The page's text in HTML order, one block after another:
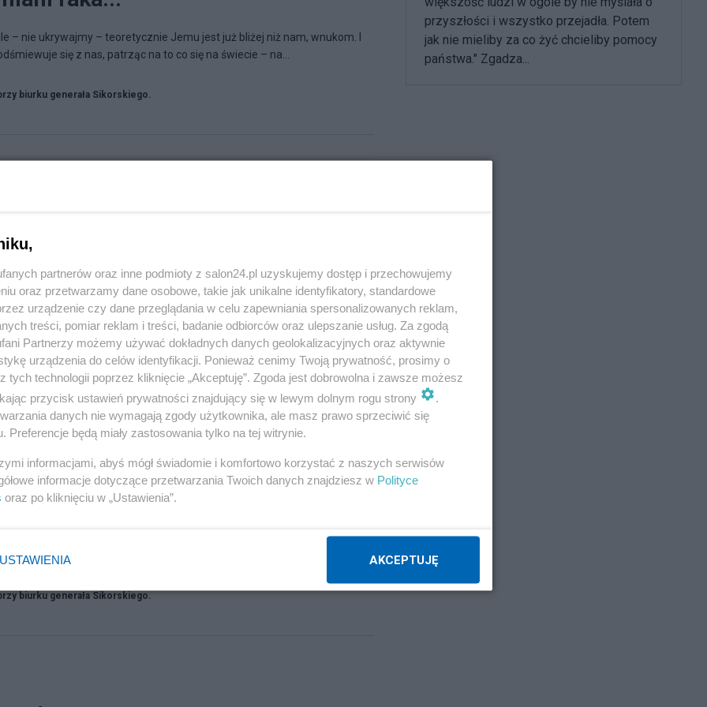
– nie ukrywajmy – teoretycznie Jemu jest już bliżej niż nam, wnukom. I
się z nas, patrząc na to co się na świecie – na...
biurku generała Sikorskiego.
emerytach.
„Gwiazdy tańczą na lodzie.” Jedną z głównych bohaterek tego
jako Doda Elektroda (WTF?) Za każdy odcinek, piosenkarka otrzyma
biurku generała Sikorskiego.
przyszłości i wszystko przejadła. Potem
jak nie mieliby za co żyć chcieliby pomocy
państwa." Zgadza...
partnerów oraz inne podmioty z salon24.pl uzyskujemy dostęp i przechowujemy
oraz przetwarzamy dane osobowe, takie jak unikalne identyfikatory, standardowe
urządzenie czy dane przeglądania w celu zapewniania spersonalizowanych reklam,
treści, pomiar reklam i treści, badanie odbiorców oraz ulepszanie usług. Za zgodą
Partnerzy możemy używać dokładnych danych geolokalizacyjnych oraz aktywnie
urządzenia do celów identyfikacji. Ponieważ cenimy Twoją prywatność, prosimy o
tych technologii poprzez kliknięcie „Akceptuję”. Zgoda jest dobrowolna i zawsze możesz
przycisk ustawień prywatności znajdujący się w lewym dolnym rogu strony
danych nie wymagają zgody użytkownika, ale masz prawo sprzeciwić się
Preferencje będą miały zastosowania tylko na tej witrynie.
informacjami, abyś mógł świadomie i komfortowo korzystać z naszych serwisów
informacje dotyczące przetwarzania Twoich danych znajdziesz w Polityce
oraz po kliknięciu w „Ustawienia”.
USTAWIENIA AKCEPTUJĘ